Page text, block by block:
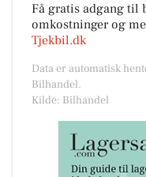
Få gratis adgang
omkostninger og
Tjekbil.dk
Data er automatisk
Bilhandel.
Kilde: Bilhandel